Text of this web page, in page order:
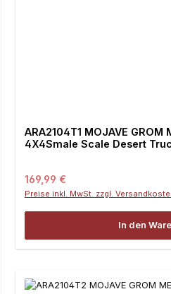
ARA2104T1 MOJAVE GROM
4X4Smale Scale Desert
Regulärer Preis:
169,99 €
Preise inkl. MwSt. zzgl.
In den